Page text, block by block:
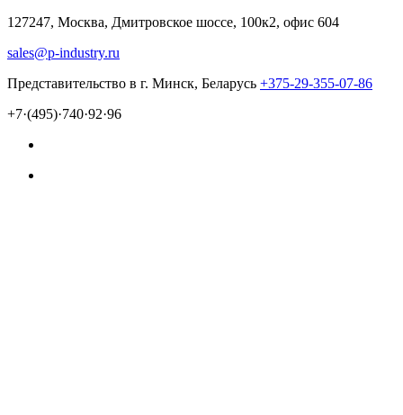
127247, Москва, Дмитровское шоссе, 100к2, офис 604
sales@p-industry.ru
Представительство в г. Минск, Беларусь +375-29-355-07-86
+7·(495)·740·92·96